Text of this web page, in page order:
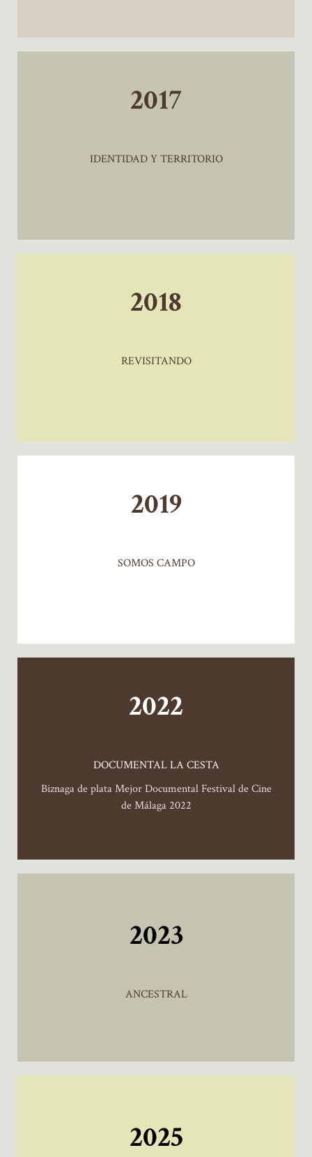
2017
IDENTIDAD Y TERRITORIO
2018
REVISITANDO
2019
SOMOS CAMPO
2022
DOCUMENTAL LA CESTA
Biznaga de plata Mejor Documental Festival de Cine
de Málaga 2022
2023
ANCESTRAL
2025